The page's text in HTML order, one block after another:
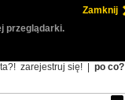
Zamknij
przeglądarki.
zarejestruj się! po co?